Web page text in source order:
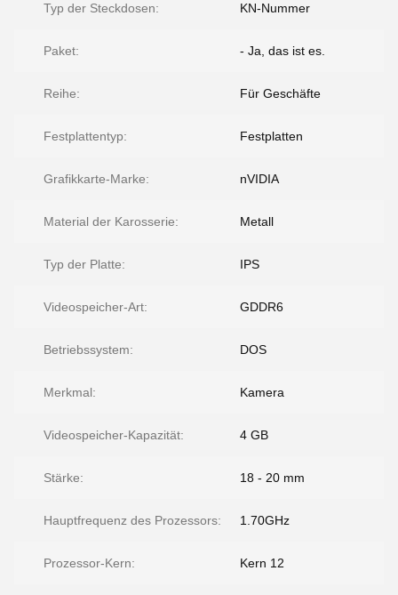
Typ der Steckdosen: KN-Nummer
Paket: - Ja, das ist es.
Reihe: Für Geschäfte
Festplattentyp: Festplatten
Grafikkarte-Marke: nVIDIA
Material der Karosserie: Metall
Typ der Platte: IPS
Videospeicher-Art: GDDR6
Betriebssystem: DOS
Merkmal: Kamera
Videospeicher-Kapazität: 4 GB
Stärke: 18 - 20 mm
Hauptfrequenz des Prozessors: 1.70GHz
Prozessor-Kern: Kern 12